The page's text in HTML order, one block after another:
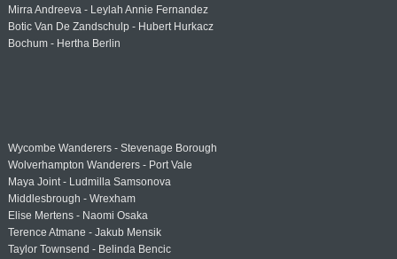
Mirra Andreeva - Leylah Annie Fernandez
Botic Van De Zandschulp - Hubert Hurkacz
Bochum - Hertha Berlin
Wycombe Wanderers - Stevenage Borough
Wolverhampton Wanderers - Port Vale
Maya Joint - Ludmilla Samsonova
Middlesbrough - Wrexham
Elise Mertens - Naomi Osaka
Terence Atmane - Jakub Mensik
Taylor Townsend - Belinda Bencic